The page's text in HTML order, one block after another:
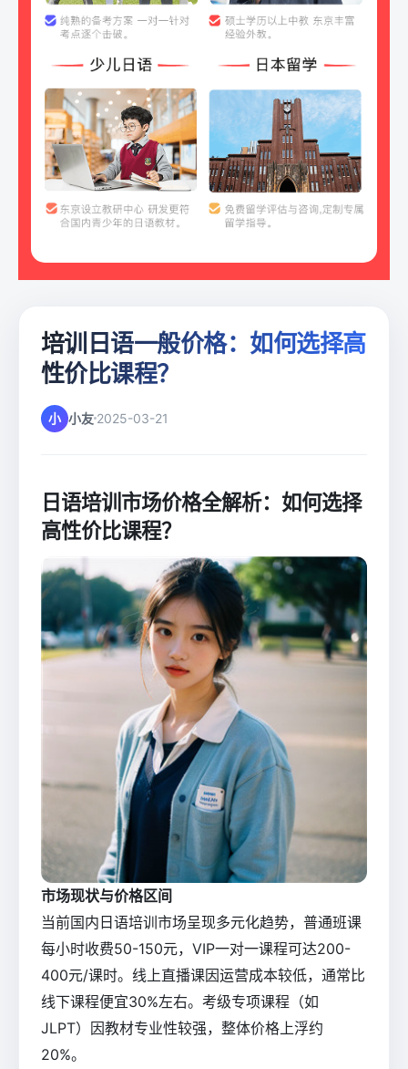
培训日语一般价格：如何选择高
性价比课程？
小 小友 2025-03-21
日语培训市场价格全解析：如何选择
高性价比课程？
市场现状与价格区间
当前国内日语培训市场呈现多元化趋势，普通班课
每小时收费50-150元，VIP一对一课程可达200-
400元/课时。线上直播课因运营成本较低，通常比
线下课程便宜30%左右。考级专项课程（如
JLPT）因教材专业性较强，整体价格上浮约
20%。